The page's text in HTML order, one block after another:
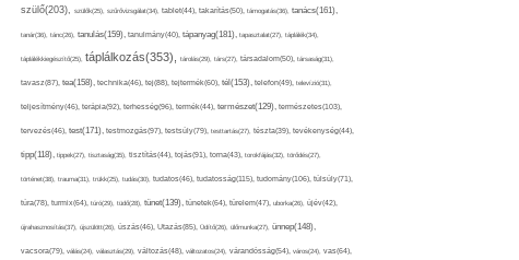
szülő(203), szülők(25), szűrővizsgálat(34), tablet(44), takarítás(50), támogatás(36), tanács(161),
tanár(36), tánc(26), tanulás(159), tanulmány(40), tápanyag(181), tapasztalat(27), táplálék(34),
táplálékkiegészítő(25), táplálkozás(353), tárolás(29), társ(27), társadalom(50), társaság(31),
tavasz(87), tea(158), technika(46), tej(88), tejtermék(60), tél(153), telefon(49), televízió(31),
teljesítmény(46), terápia(92), terhesség(96), termék(44), természet(129), természetes(103),
tervezés(46), test(171), testmozgás(97), testsúly(79), testtartás(27), tészta(39), tevékenység(44),
tipp(118), tippek(27), tisztaság(35), tisztítás(44), tojás(91), torna(43), torokfájás(32), törődés(27),
történet(38), trauma(31), trükk(25), tudás(30), tudatos(46), tudatosság(115), tudomány(106), túlsúly(71),
túra(78), turmix(64), túró(29), tüdő(28), tünet(139), tünetek(64), türelem(47), uborka(26), újév(42),
újrahasznosítás(37), újszülött(26), úszás(46), Utazás(85), Üdítő(26), ülőmunka(27), ünnep(148),
vacsora(79), válás(24), választás(29), változás(48), változatos(24), várandósság(54), város(24), vas(64),